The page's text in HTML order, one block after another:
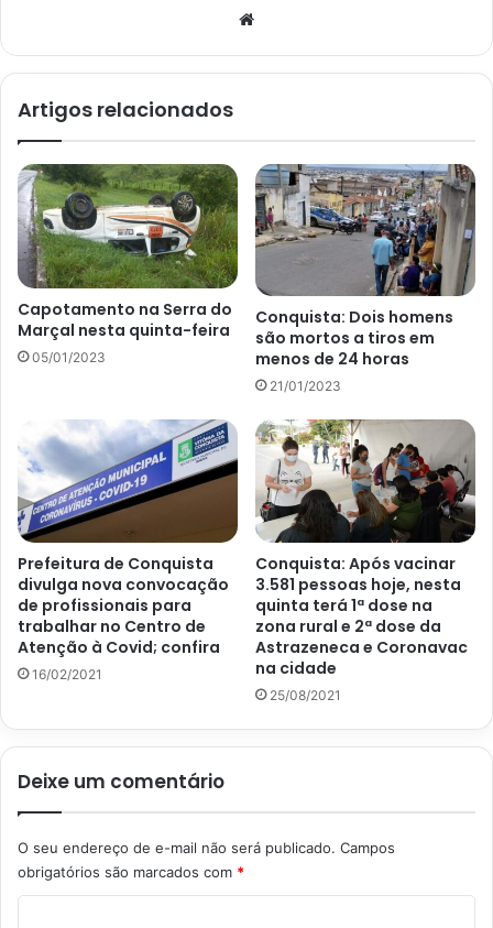
Artigos relacionados
Capotamento na Serra do
Marçal nesta quinta-feira
05/01/2023
Conquista: Dois homens
são mortos a tiros em
menos de 24 horas
21/01/2023
Prefeitura de Conquista
divulga nova convocação
de profissionais para
trabalhar no Centro de
Atenção à Covid; confira
16/02/2021
Conquista: Após vacinar
3.581 pessoas hoje, nesta
quinta terá 1ª dose na
zona rural e 2ª dose da
Astrazeneca e Coronavac
na cidade
25/08/2021
Deixe um comentário
O seu endereço de e-mail não será publicado. Campos
obrigatórios são marcados com *